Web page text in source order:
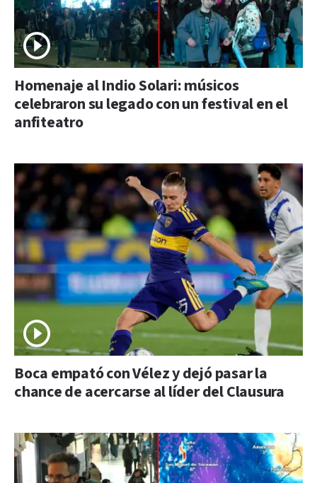
Homenaje al Indio Solari: músicos
celebraron su legado con un festival en el
anfiteatro
Boca empató con Vélez y dejó pasar la
chance de acercarse al líder del Clausura